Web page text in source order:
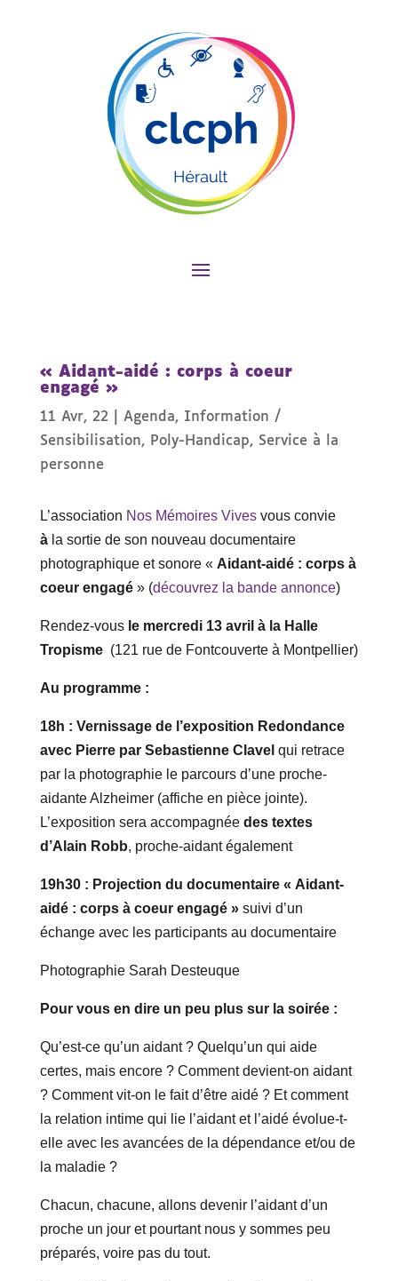
« Aidant-aidé : corps à coeur
engagé »
11 Avr, 22| Agenda, Information /
Sensibilisation, Poly-Handicap, Service à la
personne
L’association Nos Mémoires Vivesvous convie
àla sortie de son nouveau documentaire
photographique et sonore « Aidant-aidé : corps à
coeur engagé» (découvrez la bande annonce)
Rendez-vous le mercredi 13 avril à la Halle
Tropisme(121 rue de Fontcouverte à Montpellier)
Au programme :
18h : Vernissage de l’exposition Redondance
avec Pierre par Sebastienne Clavel qui retrace
par la photographie le parcours d’une proche-
aidante Alzheimer (affiche en pièce jointe).
L’exposition sera accompagnée des textes
d’Alain Robb, proche-aidant également
19h30 : Projection du documentaire « Aidant-
aidé : corps à coeur engagé »suivi d’un
échange avec les participants au documentaire
Photographie Sarah Desteuque
Pour vous en dire un peu plus sur la soirée :
Qu’est-ce qu’un aidant ? Quelqu’un qui aide
certes, mais encore ? Comment devient-on aidant
? Comment vit-on le fait d’être aidé ? Et comment
la relation intime qui lie l’aidant et l’aidé évolue-t-
elle avec les avancées de la dépendance et/ou de
la maladie ?
Chacun, chacune, allons devenir l’aidant d’un
proche un jour et pourtant nous y sommes peu
préparés, voire pas du tout.